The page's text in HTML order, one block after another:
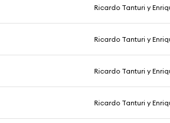
Ricardo Tanturi y
Ricardo Tanturi y
Ricardo Tanturi y
Ricardo Tanturi y